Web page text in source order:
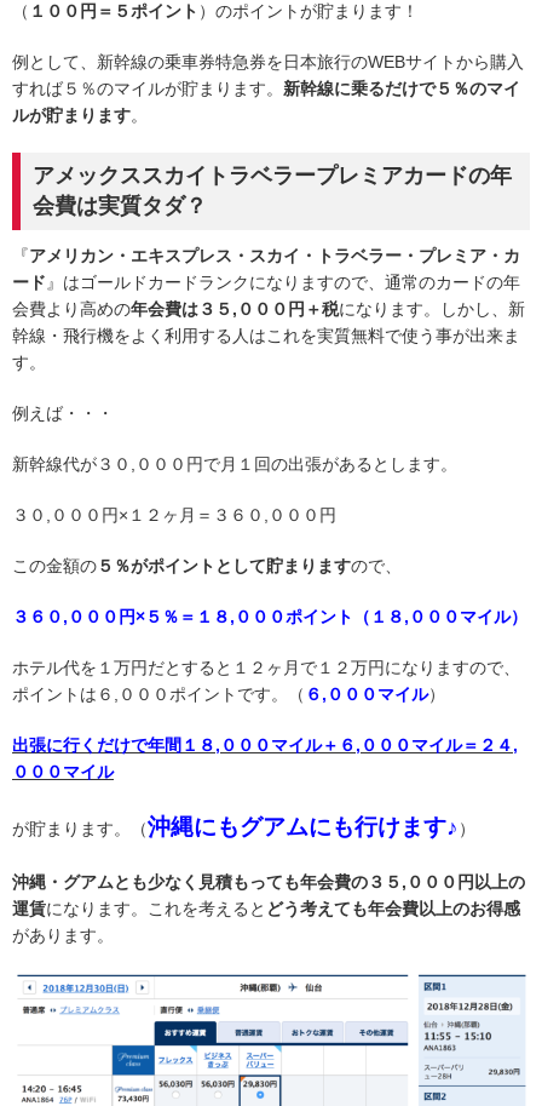
（ １００円＝５ポイント ）のポイントが貯まります！
例として、新幹線の乗車券特急券を日本旅行のWEBサイトから購入
すれば５％のマイルが貯まります。 新幹線に乗るだけで５％のマイ
ルが貯まります。
アメックススカイトラベラープレミアカードの年
会費は実質タダ？
『アメリカン・エキスプレス・スカイ・トラベラー・プレミア・カ
ード 』はゴールドカードランクになりますので、通常のカードの年
会費より高めの年会費は３５,０００円＋税になります。しかし、新
幹線・飛行機をよく利用する人はこれを実質無料で使う事が出来ま
す。
例えば・・・
新幹線代が３０,０００円で月１回の出張があるとします。
３０,０００円×１２ヶ月＝３６０,０００円
この金額の５％がポイントとして貯まりますので、
３６０,０００円×５％＝１８,０００ポイント（１８,０００マイル）
ホテル代を１万円だとすると１２ヶ月で１２万円になりますので、
ポイントは６,０００ポイントです。（ ６,０００マイル）
出張に行くだけで年間１８,０００マイル＋６,０００マイル＝２４,
０００マイル
が貯まります。（沖縄にもグアムにも行けます♪ ）
沖縄・グアムとも少なく見積もっても年会費の３５,０００円以上の
運賃になります。これを考えると どう考えても年会費以上のお得感
があります。